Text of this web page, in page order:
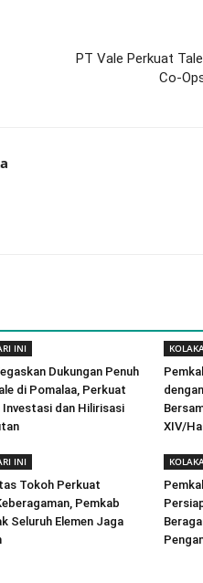
PT Vale Perkuat
Co-
INI
Dukungan Penuh
di Pomalaa, Perkuat
Investasi dan Hilirisasi
XIV/
INI
Tokoh Perkuat
Pemkab
Seluruh Elemen Jaga